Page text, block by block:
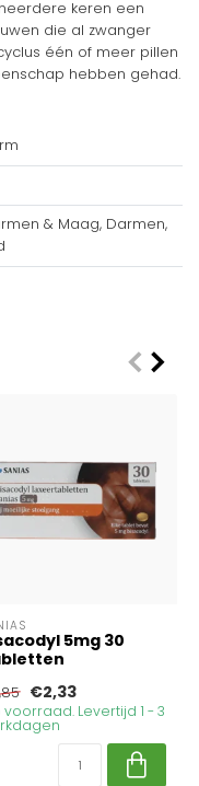
keren een
die al zwanger
één of meer pillen
hebben gehad.
& Maag, Darmen,
5mg 30
€2,33
voorraad. Levertijd 1 - 3